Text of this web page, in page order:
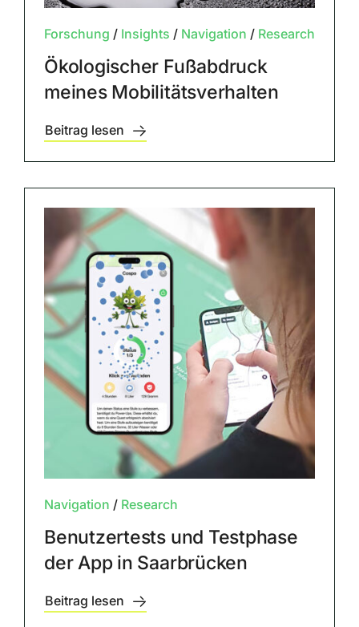
Forschung / Insights / Navigation / Research
Ökologischer Fußabdruck
meines Mobilitätsverhalten
Beitrag lesen
Navigation / Research
Benutzertests und Testphase
der App in Saarbrücken
Beitrag lesen